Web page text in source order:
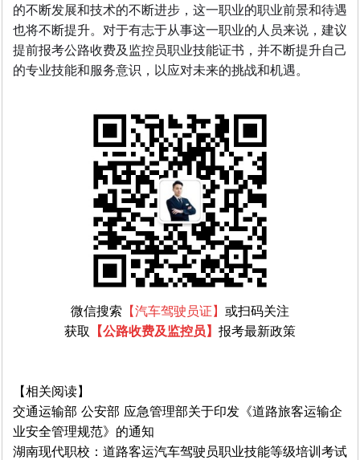
的不断发展和技术的不断进步，这一职业的职业前景和待遇
也将不断提升。对于有志于从事这一职业的人员来说，建议
提前报考公路收费及监控员职业技能证书，并不断提升自己
的专业技能和服务意识，以应对未来的挑战和机遇。
微信搜索 【汽车驾驶员证】 或扫码关注
获取
【公路收费及监控员 】 报考最新政策
【相关阅读】
交通运输部 公安部 应急管理部关于印发《道路旅客运输企
业安全管理规范》的通知
湖南现代职校：道路客运汽车驾驶员职业技能等级培训考试